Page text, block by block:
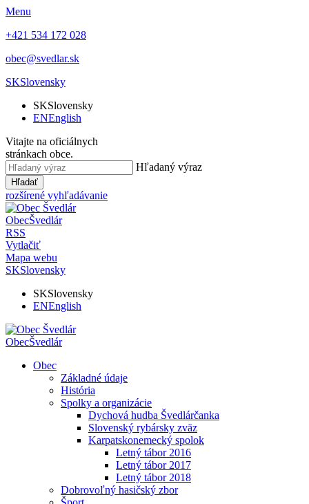
Menu
+421 534 172 028
obec@svedlar.sk
SKSlovensky
SKSlovensky
ENEnglish
Vitajte na oficiálnych
stránkach obce.
Hľadaný výraz
Hľadať
rozšírené vyhľadávanie
ObecŠvedlár
RSS
Vytlačiť
Mapa webu
SKSlovensky
SKSlovensky
ENEnglish
ObecŠvedlár
Obec
Základné údaje
História
Spolky a organizácie
Dychová hudba Švedlárčanka
Slovenský rybársky zväz
Karpatskonemecký spolok
Letný tábor 2016
Letný tábor 2017
Letný tábor 2018
Dobrovoľný hasičský zbor